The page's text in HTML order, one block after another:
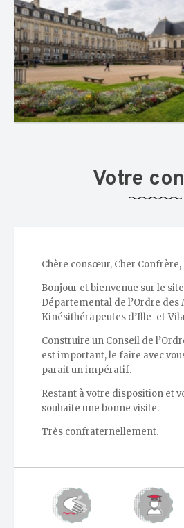
Votre
Chère consœur, Cher Confrère,
Bonjour et bienvenue sur le
Départemental de l’Ordre des
Kinésithérapeutes d’Ille-et-
Construire un Conseil de
est important, le faire avec
parait un impératif.
Restant à votre disposition et
souhaite une bonne visite.
Très confraternellement.